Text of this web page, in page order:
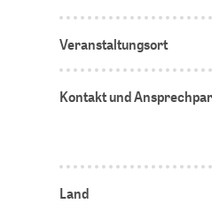
Veranstaltungsort
Kontakt und
Land